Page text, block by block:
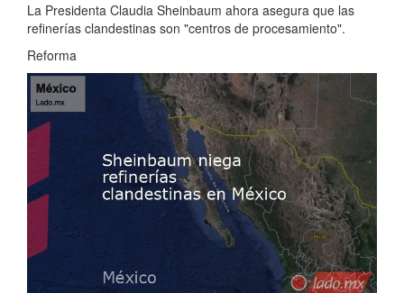
La Presidenta Claudia Sheinbaum ahora asegura que las
refinerías clandestinas son "centros de procesamiento".
Reforma